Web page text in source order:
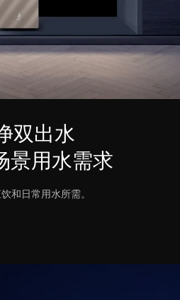
双出水
景用水需求
和日常用水所需。